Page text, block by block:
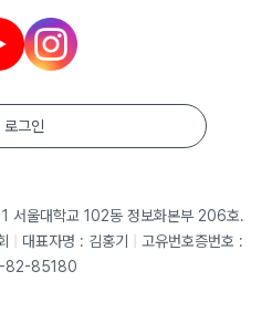
로그인
서울대학교 102동 정보화본부 206호.
대표자명 : 김홍기
고유번호증번호 :
82-85180